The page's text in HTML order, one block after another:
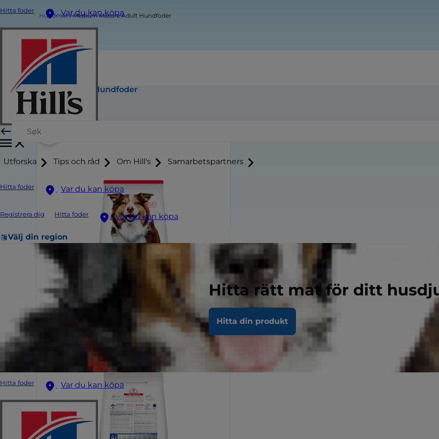
Hitta foder Var du kan köpa
Utforska Tips och råd Om Hill's Samarbetspartners
Hitta foder Var du kan köpa
Registrera dig Hitta foder Var du kan köpa
Välj din region
Hitta rätt mat för ditt
Hitta din produkt
Hitta foder Var du kan köpa
Hundmat Medium Mature Adult Hundfoder
Medium Mature Adult Hundfoder